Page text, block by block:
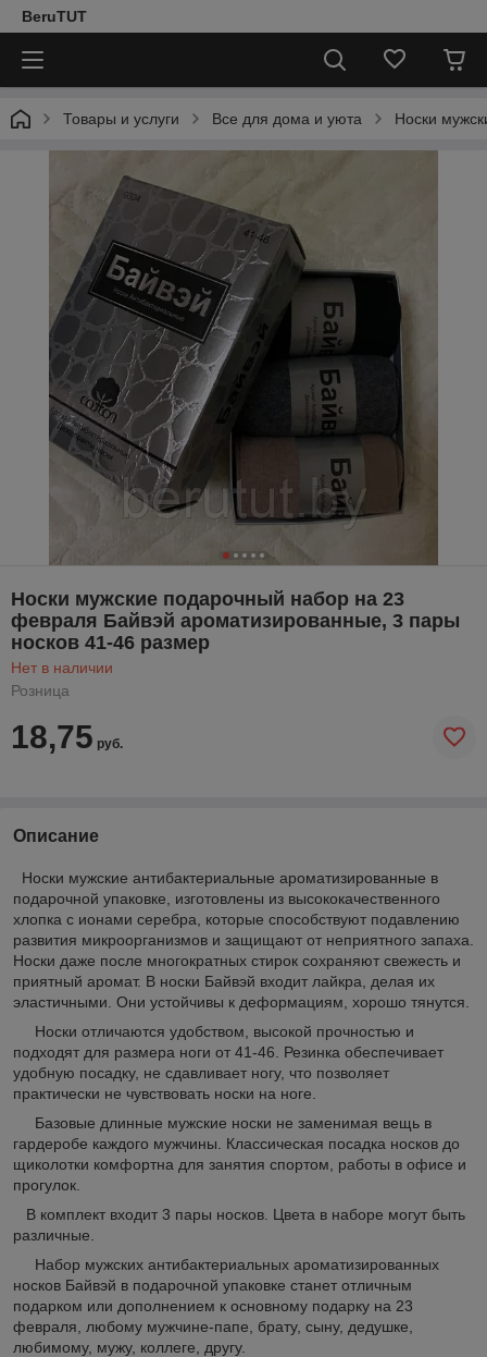
BeruTUT
Товары и услуги Все для дома и уюта Носки
Носки мужские подарочный набор на 23
февраля Байвэй ароматизированные, 3 пары
носков 41-46 размер
Нет в наличии
Розница
18,75 руб.
Описание
Носки мужские антибактериальные ароматизированные в
подарочной упаковке, изготовлены из высококачественного
хлопка с ионами серебра, которые способствуют подавлению
развития микроорганизмов и защищают от неприятного запаха.
Носки даже после многократных стирок сохраняют свежесть и
приятный аромат. В носки Байвэй входит лайкра, делая их
эластичными. Они устойчивы к деформациям, хорошо тянутся.
Носки отличаются удобством, высокой прочностью и
подходят для размера ноги от 41-46. Резинка обеспечивает
удобную посадку, не сдавливает ногу, что позволяет
практически не чувствовать носки на ноге.
Базовые длинные мужские носки не заменимая вещь в
гардеробе каждого мужчины. Классическая посадка носков до
щиколотки комфортна для занятия спортом, работы в офисе и
прогулок.
В комплект входит 3 пары носков. Цвета в наборе могут быть
различные.
Набор мужских антибактериальных ароматизированных
носков Байвэй в подарочной упаковке станет отличным
подарком или дополнением к основному подарку на 23
февраля, любому мужчине-папе, брату, сыну, дедушке,
любимому, мужу, коллеге, другу.